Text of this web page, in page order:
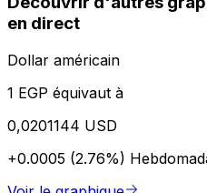
en direct
Dollar américain
1 EGP équivaut à
0,0201144 USD
+0.0005 (2.76%)